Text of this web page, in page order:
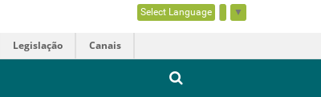
Select Language ▼
Legislação Canais